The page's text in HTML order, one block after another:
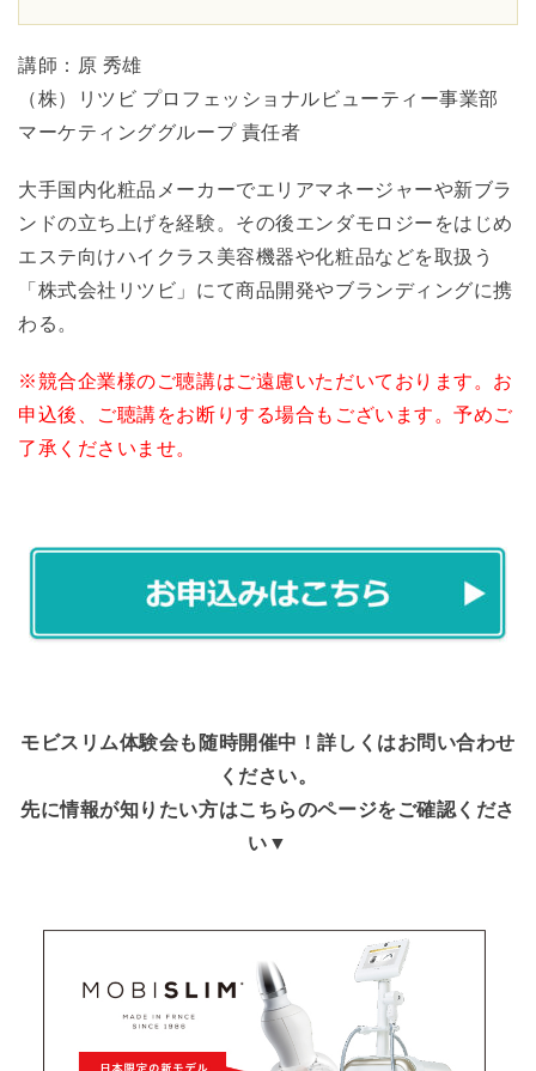
講師：原 秀雄
（株）リツビ プロフェッショナルビューティー事業部
マーケティンググループ 責任者
大手国内化粧品メーカーでエリアマネージャーや新ブラ
ンドの立ち上げを経験。その後エンダモロジーをはじめ
エステ向けハイクラス美容機器や化粧品などを取扱う
「株式会社リツビ」にて商品開発やブランディングに携
わる。
※競合企業様のご聴講はご遠慮いただいております。お
申込後、ご聴講をお断りする場合もございます。予めご
了承くださいませ。
モビスリム体験会も随時開催中！詳しくはお問い合わせ
ください。
先に情報が知りたい方はこちらのページをご確認くださ
い▼